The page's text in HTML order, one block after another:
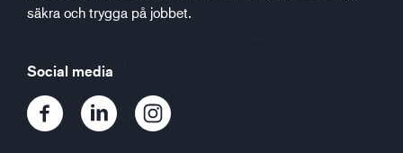
säkra och trygga på jobbet.
Social media